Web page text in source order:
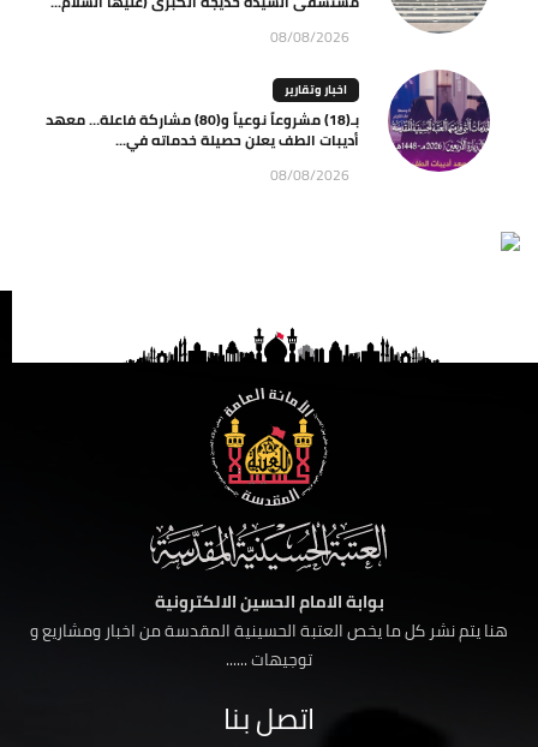
08/08/2026
اخبار وتقارير
بـ(18) مشروعاً نوعياً و(80) مشاركة فاعلة… معهد
أديبات الطف يعلن حصيلة خدماته في...
08/08/2026
بوابة الامام الحسين الالكترونية
هنا يتم نشر كل ما يخص العتبة الحسينية المقدسة من اخبار ومشاريع و
توجيهات ......
اتصل بنا